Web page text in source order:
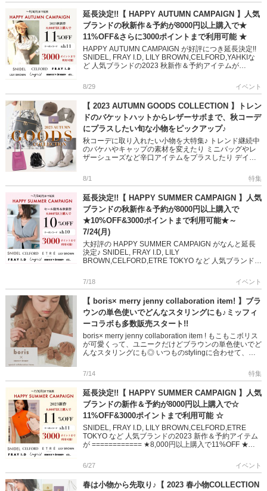
延長決定!!【 HAPPY AUTUMN CAMPAIGN 】人気
ブランドの秋新作＆予約が8000円以上購入で★
11%OFF&さらに3000ポイントまで利用可能 ★
HAPPY AUTUMN CAMPAIGN が好評につき延長決定!!
SNIDEL, FRAY I.D, LILY BROWN,CELFORD,YAHKIな
ど 人気ブランドの2023 秋新作＆予約アイテムが
8/29 イベント
【 2023 AUTUMN GOODS COLLECTION 】トレン
ドのバケットハットからレザーサボまで、秋コーデ
にプラスしたい旬な小物をピックアップ♪
秋コーデに取り入れたい小物を大特集♪ トレンド継続中
のバケハやキャップの素材を変えたり ミニバッグやレ
ザーシューズなど辛口アイテムをプラスしたり デイリ
かり 今から使える […]
8/1 特集
延長決定!!【 HAPPY SUMMER CAMPAIGN 】人気
ブランドの秋新作＆予約が8000円以上購入で
★10%OFF&3000ポイントまで利用可能★～
7/24(月)
大好評の HAPPY SUMMER CAMPAIGN がなんと延長
決定♪ SNIDEL, FRAY I.D, LILY
BROWN,CELFORD,ETRE TOKYO など 人気ブランドの
7/18 イベント
【 boris× merry jenny collaboration item! 】ブラ
ウンの単色使いでどんなスタリングにも♪ミッフィ
ーコラボも多数販売スタート!!
boris× merry jenny collaboration item ! もこもこボリス
が可愛くって、ユニークだけどブラウンの単色使いでど
んなスタリングにも◎ いつものstylingに合わせて、いっ
7/14 特集
延長決定!!【 HAPPY SUMMER CAMPAIGN 】人気
ブランドの新作＆予約が8000円以上購入で☆
11%OFF&3000ポイントまで利用可能 ☆
SNIDEL, FRAY I.D, LILY BROWN,CELFORD,ETRE
TOKYO など 人気ブランドの2023 新作＆予約アイテム
が ============ ★8,000円以上購入で11%OFF ★さ
6/27 イベント
春は小物から先取り♪【 2023 春小物COLLECTION